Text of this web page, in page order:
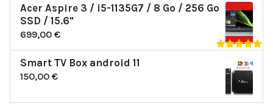
Acer Aspire 3 / i5-1135G7 / 8 Go / 256 Go
SSD / 15.6"
sur 5
699,00 €
Smart TV Box android 11
150,00 €